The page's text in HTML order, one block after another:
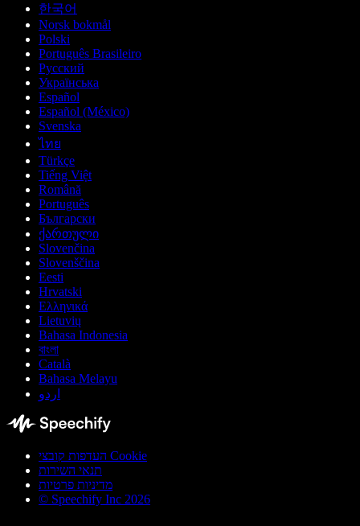
한국어
Norsk bokmål
Polski
Português Brasileiro
Русский
Українська
Español
Español (México)
Svenska
ไทย
Türkçe
Tiếng Việt
Română
Português
Български
ქართული
Slovenčina
Slovenščina
Eesti
Hrvatski
Ελληνικά
Lietuvių
Bahasa Indonesia
বাংলা
Català
Bahasa Melayu
اردو
העדפות קובצי Cookie
תנאי השירות
מדיניות פרטיות
© Speechify Inc 2026